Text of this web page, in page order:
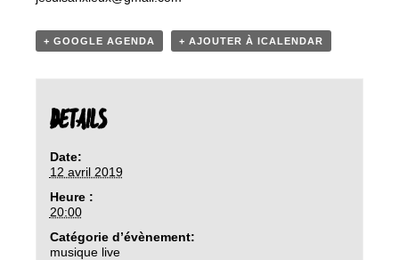
+ GOOGLE AGENDA + AJOUTER À ICALENDAR
DETAILS
Date:
12 avril 2019
Heure :
20:00
Catégorie d’évènement:
musique live